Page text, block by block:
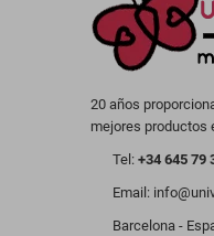
20 años
mejores productos
Tel: +34 645 79
Email:
Barcelona -